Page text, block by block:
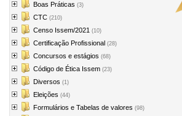
Boas Práticas (3)
CTC (210)
Censo Issem/2021 (10)
Certificação Profissional (28)
Concursos e estágios (68)
Código de Ética Issem (23)
Diversos (1)
Eleições (44)
Formulários e Tabelas de valores (98)